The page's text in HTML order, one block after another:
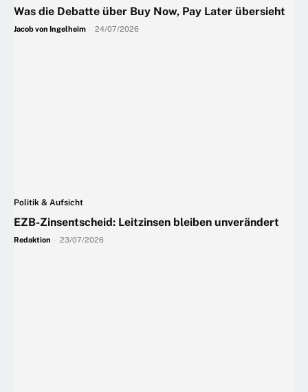
Was die Debatte über Buy Now, Pay Later übersieht
Jacob von Ingelheim 24/07/2026
Politik & Aufsicht
EZB-Zinsentscheid: Leitzinsen bleiben unverändert
Redaktion 23/07/2026